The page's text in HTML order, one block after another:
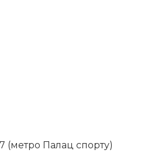
(метро Палац спорту)